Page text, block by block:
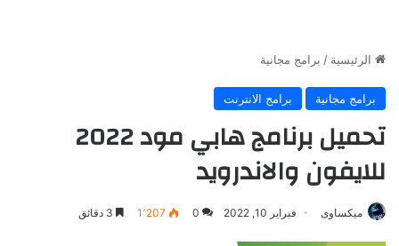
الرئيسية / برامج مجانية
برامج مجانية برامج الانترنت
تحميل برنامج هابي مود 2022
للايفون والاندرويد
ميكساوى فبراير 10, 2022 0 1٬207